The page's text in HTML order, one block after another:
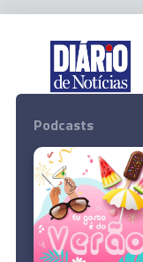
© 2024
Podcasts